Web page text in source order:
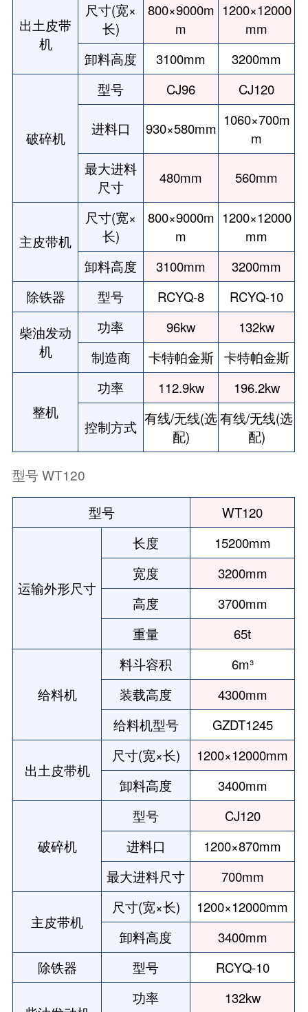
出土皮带
机
尺寸(宽×
长)
800×9000m
m
1200×12000
mm
卸料高度
3100mm 3200mm
破碎机
型号 CJ96 CJ120
进料口 930×580mm 1060×700m
m
最大进料
尺寸
480mm 560mm
主皮带机
尺寸(宽×
长)
800×9000m
m
1200×12000
mm
卸料高度
3100mm
3200mm
除铁器
型号 RCYQ-8
RCYQ-10
柴油发动
机
功率 96kw
132kw
制造商
卡特帕金斯 卡特帕金斯
整机
功率 112.9kw 196.2kw
控制方式 有线/无线(选
配)
有线/无线(选
配)
型号 WT120
型号 WT120
运输外形尺寸
长度
15200mm
宽度
3200mm
高度
3700mm
重量
65t
给料机
料斗容积
6m³
装载高度
4300mm
给料机型号
GZDT1245
出土皮带机
尺寸(宽×长)
1200×12000mm
卸料高度
3400mm
破碎机
型号
CJ120
进料口
1200×870mm
最大进料尺寸
700mm
主皮带机
尺寸(宽×长)
1200×12000mm
卸料高度
3400mm
除铁器
型号 RCYQ-10
功率 132kw